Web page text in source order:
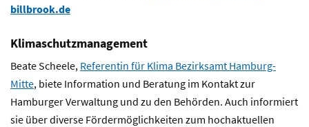
billbrook.de
Klimaschutzmanagement
Beate Scheele, Referentin für Klima Bezirksamt Hamburg-
Mitte, biete Information und Beratung im Kontakt zur
Hamburger Verwaltung und zu den Behörden. Auch informiert
sie über diverse Fördermöglichkeiten zum hochaktuellen